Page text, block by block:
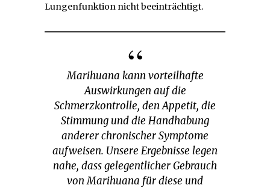
Lungenfunktion nicht beeinträchtigt.
Marihuana kann vorteilhafte
Auswirkungen auf die
Schmerzkontrolle, den Appetit, die
Stimmung und die Handhabung
anderer chronischer Symptome
aufweisen. Unsere Ergebnisse legen
nahe, dass gelegentlicher Gebrauch
von Marihuana für diese und